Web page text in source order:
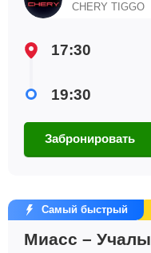
CHERY TIGGO
17:30
19:30
Забронировать
Самый быстрый
Миасс – Учалы